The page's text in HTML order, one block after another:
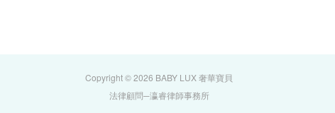
Copyright © 2026 BABY LUX 奢華寶貝
法律顧問─瀛睿律師事務所